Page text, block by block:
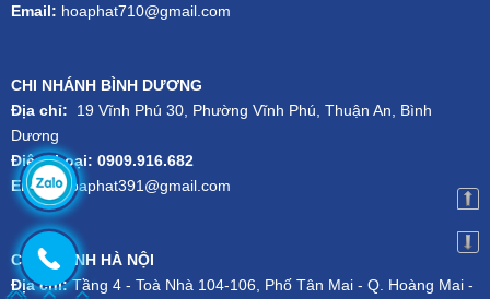
Email: hoaphat710@gmail.com
CHI NHÁNH BÌNH DƯƠNG
Địa chỉ: 19 Vĩnh Phú 30, Phường Vĩnh Phú, Thuận An, Bình
Dương
Điện thoại: 0909.916.682
Email:hoaphat391@gmail.com
CHI NHÁNH HÀ NỘI
Địa chỉ:Tầng 4 - Toà Nhà 104-106, Phố Tân Mai - Q. Hoàng Mai -